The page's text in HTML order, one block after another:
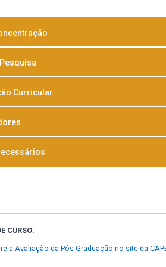
Curricular
CURSO:
a Avaliação da Pós-Graduação no site da